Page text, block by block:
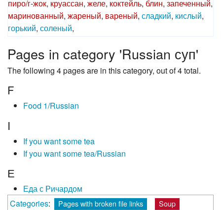
пиро/г-жок, круассан, желе, коктейль, блин, запеченный,
маринованный, жареный, вареный, сладкий, кислый,
горький, соленый,
Pages in category 'Russian суп'
The following 4 pages are in this category, out of 4 total.
F
Food 1/Russian
I
If you want some tea
If you want some tea/Russian
Е
Еда с Ричардом
Categories: Pages with broken file links
Soup